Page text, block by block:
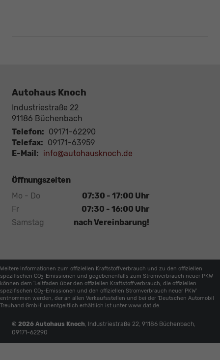
Autohaus Knoch
Industriestraße 22
91186 Büchenbach
Telefon: 09171-62290
Telefax: 09171-63959
E-Mail: info@autohausknoch.de
Öffnungszeiten
Mo - Do
07:30 - 17:00 Uhr
Fr
07:30 - 16:00 Uhr
Samstag
nach Vereinbarung!
Weitere Informationen zum offiziellen Kraftstoffverbrauch und zu den offiziellen
spezifischen CO2 -Emissionen und gegebenenfalls zum Stromverbrauch neuer PKW
können dem 'Leitfaden über den offiziellen Kraftstoffverbrauch, die offiziellen
spezifischen CO2 -Emissionen und den offiziellen Stromverbrauch neuer PKW'
entnommen werden, der an allen Verkaufsstellen und bei der 'Deutschen Automobil
Treuhand GmbH' unentgeltlich erhältlich ist unter www.dat.de.
© 2026 Autohaus Knoch, Industriestraße 22, 91186 Büchenbach,
09171-62290